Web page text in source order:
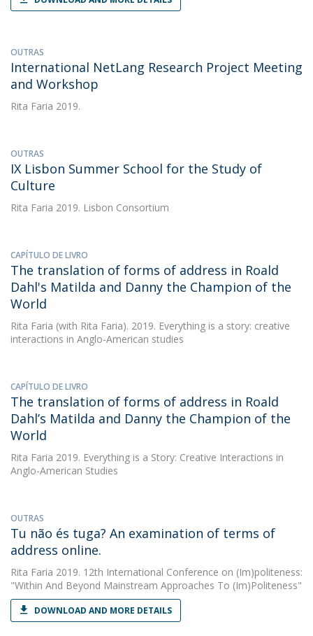
OUTRAS
International NetLang Research Project Meeting
and Workshop
Rita Faria 2019.
OUTRAS
IX Lisbon Summer School for the Study of
Culture
Rita Faria 2019. Lisbon Consortium
CAPÍTULO DE LIVRO
The translation of forms of address in Roald
Dahl's Matilda and Danny the Champion of the
World
Rita Faria (with Rita Faria). 2019. Everything is a story: creative
interactions in Anglo-American studies
CAPÍTULO DE LIVRO
The translation of forms of address in Roald
Dahl’s Matilda and Danny the Champion of the
World
Rita Faria 2019. Everything is a Story: Creative Interactions in
Anglo-American Studies
OUTRAS
Tu não és tuga? An examination of terms of
address online.
Rita Faria 2019. 12th International Conference on (Im)politeness:
"Within And Beyond Mainstream Approaches To (Im)Politeness"
DOWNLOAD AND MORE DETAILS